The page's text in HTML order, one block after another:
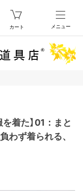
カート メニュー
を着た】01：まと
わず着られる、